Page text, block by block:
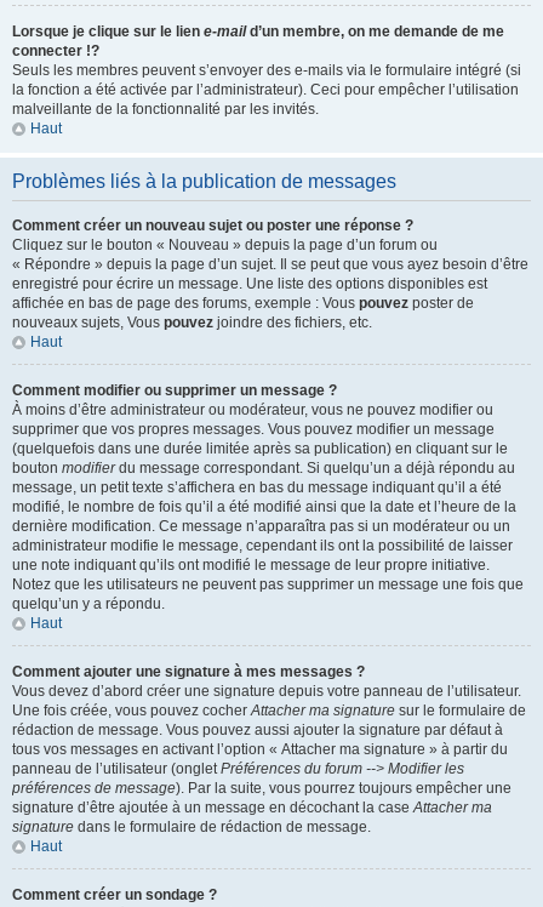
Lorsque je clique sur le lien e-maild’un membre, on me demande de me
connecter !?
Seuls les membres peuvent s’envoyer des e-mails via le formulaire intégré (si
la fonction a été activée par l’administrateur). Ceci pour empêcher l’utilisation
malveillante de la fonctionnalité par les invités.
Haut
Problèmes liés à la publication de messages
Comment créer un nouveau sujet ou poster une réponse ?
Cliquez sur le bouton « Nouveau » depuis la page d’un forum ou
« Répondre » depuis la page d’un sujet. Il se peut que vous ayez besoin d’être
enregistré pour écrire un message. Une liste des options disponibles est
affichée en bas de page des forums, exemple : Vous pouvez poster de
nouveaux sujets, Vous pouvez joindre des fichiers, etc.
Haut
Comment modifier ou supprimer un message ?
À moins d’être administrateur ou modérateur, vous ne pouvez modifier ou
supprimer que vos propres messages. Vous pouvez modifier un message
(quelquefois dans une durée limitée après sa publication) en cliquant sur le
bouton modifierdu message correspondant. Si quelqu’un a déjà répondu au
message, un petit texte s’affichera en bas du message indiquant qu’il a été
modifié, le nombre de fois qu’il a été modifié ainsi que la date et l’heure de la
dernière modification. Ce message n’apparaîtra pas si un modérateur ou un
administrateur modifie le message, cependant ils ont la possibilité de laisser
une note indiquant qu’ils ont modifié le message de leur propre initiative.
Notez que les utilisateurs ne peuvent pas supprimer un message une fois que
quelqu’un y a répondu.
Haut
Comment ajouter une signature à mes messages ?
Vous devez d’abord créer une signature depuis votre panneau de l’utilisateur.
Une fois créée, vous pouvez cocherAttacher ma signature sur le formulaire de
rédaction de message. Vous pouvez aussi ajouter la signature par défaut à
tous vos messages en activant l’option « Attacher ma signature » à partir du
panneau de l’utilisateur (ongletPréférences du forum --> Modifier les
préférences de message). Par la suite, vous pourrez toujours empêcher une
signature d’être ajoutée à un message en décochant la caseAttacher ma
signature dans le formulaire de rédaction de message.
Haut
Comment créer un sondage ?